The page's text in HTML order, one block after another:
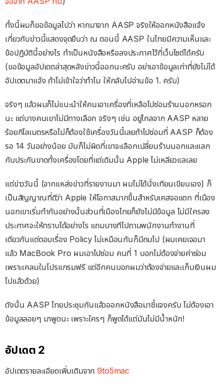
ทั้งนี้ผมก็ขอข้อมูลไปว่า หากมาจาก AASP จริงให้ออกหนังสือแจ้ง
เกี่ยวกับข่าวนี้แสดงจุดยืนว่า ณ ตอนนี้ AASP ในไทยมีความเห็นและ
ข้อปฏิบัตินี้อย่างไร ทำเป็นหนังสือหรือลงประกาศไว้ที่เว็บไซต์ได้ครับ
(ขอข้อมูลอัปเดตล่าสุดหลังข่าวนี้ออกนะครับ อย่าเอาข้อมูลเก่าที่ยังไม่ได้
อัปเดตมาแจ้ง ถ้าไม่เข้าใจว่าทำไม ให้กลับไปอ่านข้อ 1. ครับ)
จริงๆ แล้วผมก็ไม่แนะนำให้คนเอาเครื่องที่เหลือไปซ่อมร้านนอกหรอก
นะ แต่บางคนเขาไม่มีทางเลือก จริงๆ เช่น อยู่ไกลจาก AASP หลาย
ร้อยกิโลเมตรหรือไม่ก็ต้องใช้เครื่องวันนี้เลยถ้าไปซ่อมที่ AASP ก็ต้อง
รอ 14 วันอย่างน้อย มันก็ไม่ผิดที่เขาจะเลือกเปลี่ยนร้านนอกและแลก
กับประกันขาดทั้งเครื่องโดยที่แต่เดิมนั้น Apple ไม่เหลียวแลเลย
แต่ข่าววันนี้ (จากแหล่งข่าวที่รายงานมา ผมไม่ได้นั่งเทียนเขียนเอง) ก็
เป็นสัญญาณที่ดีว่า Apple ให้โอกาสมากขึ้นสำหรับเคสจอแตก ที่เมือง
นอกเขาเริ่มทำกันอย่างนั้นส่วนที่เมืองไทยก็ยังไม่มีข้อมูล ไม่มีใครลง
ประกาศจะให้ทราบได้อย่างไร แถมบางทีไปถามพนักงานทำงานที่
เดียวกันแต่ตอบเรื่อง Policy ไม่เหมือนกันก็มีถมไป (ผมเคยเจอมา
แล้ว MacBook Pro ผมเอาไปซ่อม คนที่ 1 บอกไม่ต้องจ่ายค่าซ่อม
เพราะเคลมในโปรแกรมฟรี แต่อีกคนบอกผมว่าต้องจ่ายและเก็บเงินผม
ไปแล้วด้วย)
ดังนั้น AASP ไทยประชุมกันแล้วออกหนังสือมาชี้แจงครับ ไม่ต้องเอา
ข้อมูลลอยๆ มาพูดนะ เพราะใครๆ ก็พูดได้แต่มันไม่มีน้ำหนัก!
อัปเดต 2
อัปเดตรายละเอียดเพิ่มเติมจาก9to5mac